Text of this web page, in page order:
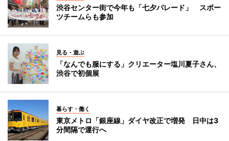
渋谷センター街で今年も「七夕パレード」 スポー
ツチームらも参加
見る・遊ぶ
「なんでも服にする」クリエーター塩川夏子さん、
渋谷で初個展
暮らす・働く
東京メトロ「銀座線」ダイヤ改正で増発 日中は3
分間隔で運行へ